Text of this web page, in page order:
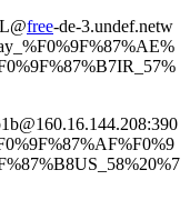
free-de-3.undef.netw